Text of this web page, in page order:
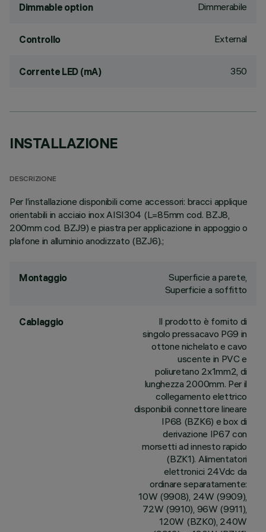
Dimmable option Dimmerabile
Controllo External
Corrente LED (mA) 350
INSTALLAZIONE
DESCRIZIONE
Per l’installazione disponibili come accessori: bracci applique
orientabili in acciaio inox AISI304 (L=85mm cod. BZJ8,
200mm cod. BZJ9) e piastra per applicazione in appoggio o
plafone in alluminio anodizzato (BZJ6).;
Montaggio
Superficie a parete,
Superficie a soffitto
Cablaggio
Il prodotto è fornito di
singolo pressacavo PG9 in
ottone nichelato e cavo
uscente in PVC e
poliuretano 2x1mm2, di
lunghezza 2000mm. Per il
collegamento elettrico
disponibili connettore lineare
IP68 (BZK6) e box di
derivazione IP67 con
morsetti ad innesto rapido
(BZK1). Alimentatori
elettronici 24Vdc da
ordinare separatamente:
10W (9908), 24W (9909),
72W (9910), 96W (9911),
120W (BZK0), 240W